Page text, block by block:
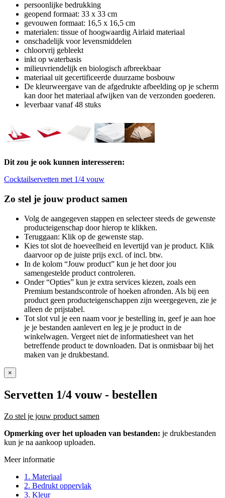
persoonlijke bedrukking
geopend formaat: 33 x 33 cm
gevouwen formaat: 16,5 x 16,5 cm
materialen: tissue of hoogwaardig Airlaid materiaal
onschadelijk voor levensmiddelen
chloorvrij gebleekt
inkt op waterbasis
milieuvriendelijk en biologisch afbreekbaar
materiaal uit gecertificeerde duurzame bosbouw
De kleurweergave van de afgedrukte afbeelding op je scherm
kan door het materiaal afwijken van de verzonden goederen.
leverbaar vanaf 48 stuks
Dit zou je ook kunnen interesseren:
Cocktailservetten met 1/4 vouw
Zo stel je jouw product samen
Volg de aangegeven stappen en selecteer steeds de gewenste
producteigenschap door hierop te klikken.
Teruggaan: Klik op de gewenste stap.
Kies tot slot de hoeveelheid en levertijd van je product. Klik
daarvoor op de juiste prijs excl. of incl. btw.
In de kolom “Jouw product” kun je het door jou
samengestelde product controleren.
Onder “Opties” kun je extra services kiezen, zoals een
Premium bestandscontrole of hoeken afronden. Als bij een
product geen producteigenschappen zijn weergegeven, zie je
alleen de prijstabel.
Tot slot vul je een naam voor je bestelling in, geef je aan hoe
je je bestanden aanlevert en leg je je product in de
winkelwagen. Vergeet niet de informatiesheet van het
betreffende product te downloaden. Dat is onmisbaar bij het
maken van je drukbestand.
×
Servetten 1/4 vouw- bestellen
Zo stel je jouw product samen
Opmerking over het uploaden van bestanden: je drukbestanden
kun je na aankoop uploaden.
Meer informatie
1. Materiaal
2. Bedrukt oppervlak
3. Kleur